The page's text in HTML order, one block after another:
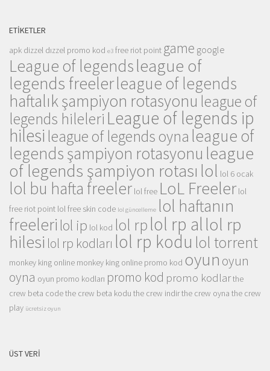
ETIKETLER
apk dizzel dızzel promo kod e3 free riot point game google
League of legendsleague of
legends freelerleague of legends
haftalık şampiyon rotasyonu league of
legends hileleri League of legends ip
hilesi league of legends oyna league of
legends şampiyon rotasyonu league
of legends şampiyon rotası lol lol 6 ocak
lol bu hafta freeler lol free LoL Freeler lol
free riot point lol free skin code lol güncelleme lol haftanın
freeleri lol ip lol kod lol rplol rp allol rp
hilesi lol rp kodları lol rp kodu lol torrent
monkey king online monkey king online promo kod oyun oyun
oyna oyun promo kodları promo kod promo kodlarthe
crew beta codethe crew beta kodu the crew indirthe crew oyna the crew
play ücretsiz oyun
ÜST VERI